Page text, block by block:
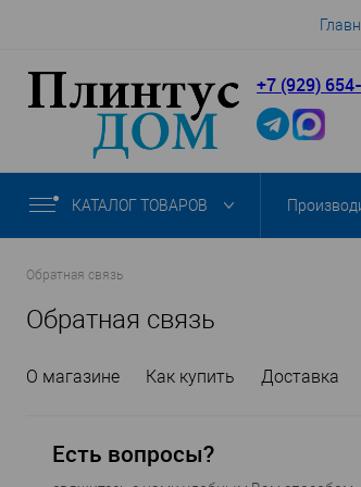
+7 (929)
КАТАЛОГ ТОВАРОВ
Обратная связь
Обратная связь
О магазине Как купить Доставка
Есть вопросы?